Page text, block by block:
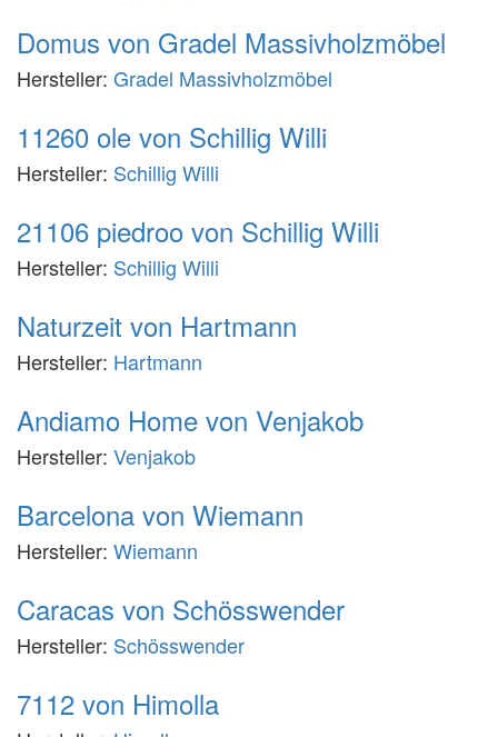
Domus von Gradel Massivholzmöbel
Hersteller: Gradel Massivholzmöbel
11260 ole von Schillig Willi
Hersteller: Schillig Willi
21106 piedroo von Schillig Willi
Hersteller: Schillig Willi
Naturzeit von Hartmann
Hersteller: Hartmann
Andiamo Home von Venjakob
Hersteller: Venjakob
Barcelona von Wiemann
Hersteller: Wiemann
Caracas von Schösswender
Hersteller: Schösswender
7112 von Himolla